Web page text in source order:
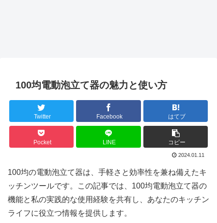
100均電動泡立て器の魅力と使い方
Twitter Facebook はてブ
Pocket LINE コピー
2024.01.11
100均の電動泡立て器は、手軽さと効率性を兼ね備えたキ
ッチンツールです。この記事では、100均電動泡立て器の
機能と私の実践的な使用経験を共有し、あなたのキッチン
ライフに役立つ情報を提供します。